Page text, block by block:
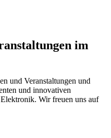
im
und Veranstaltungen und
und innovativen
Wir freuen uns auf